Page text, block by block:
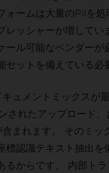
ォームは大量のPIIを
レッシャーが増して
ール可能なベンダー
セットを備えている必
キュメントミックスが
されたアップロード
まれます。 そのミッ
標認識テキスト抽出
るからです。 内部ト